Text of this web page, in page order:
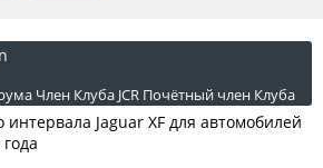
Член Клуба JCR Почётный член Клуба
Jaguar XF для автомобилей